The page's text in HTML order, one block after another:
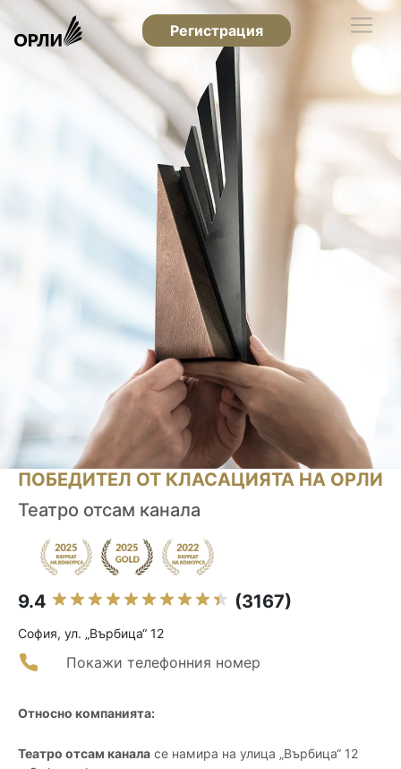
Регистрация
ПОБЕДИТЕЛ ОТ КЛАСАЦИЯТА НА ОРЛИ
Театро отсам канала
9.4 (3167)
София, ул. „Върбица“ 12
Покажи телефонния номер
Относно компанията:
Театро отсам канала се намира на улица „Върбица“ 12